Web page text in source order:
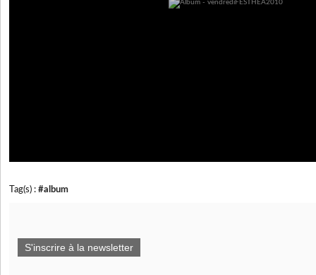
Tag(s) : #album
S'inscrire à la newsletter